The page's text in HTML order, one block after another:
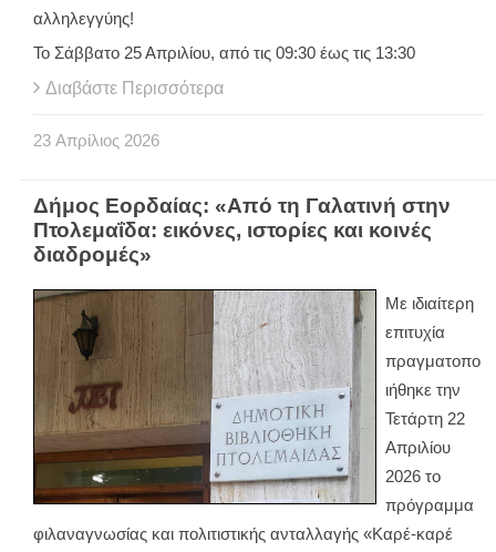
αλληλεγγύης!
Το Σάββατο 25 Απριλίου, από τις 09:30 έως τις 13:30
Διαβάστε Περισσότερα
23 Απρίλιος 2026
Δήμος Εορδαίας: «Από τη Γαλατινή στην
Πτολεμαΐδα: εικόνες, ιστορίες και κοινές
διαδρομές»
Με ιδιαίτερη
επιτυχία
πραγματοπο
ιήθηκε την
Τετάρτη 22
Απριλίου
2026 το
πρόγραμμα
φιλαναγνωσίας και πολιτιστικής ανταλλαγής «Καρέ-καρέ